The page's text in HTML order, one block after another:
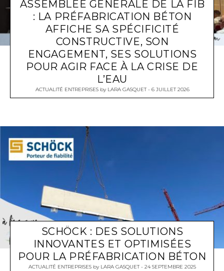
ASSEMBLÉE GÉNÉRALE DE LA FIB
: LA PRÉFABRICATION BÉTON
AFFICHE SA SPÉCIFICITÉ
CONSTRUCTIVE, SON
ENGAGEMENT, SES SOLUTIONS
POUR AGIR FACE À LA CRISE DE
L’EAU
ACTUALITÉ ENTREPRISESby LARA GASQUET 6 JUILLET 2026
SCHÖCK : DES SOLUTIONS
INNOVANTES ET OPTIMISÉES
POUR LA PRÉFABRICATION BÉTON
ACTUALITÉ ENTREPRISES by LARA GASQUET 24 SEPTEMBRE 2025